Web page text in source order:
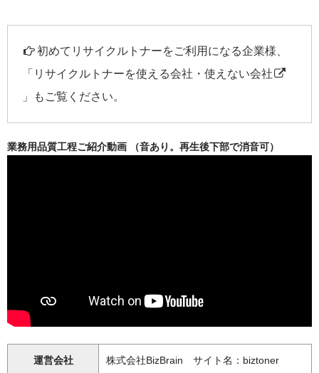
初めてリサイクルトナーをご利用になる企業様、
「 リサイクルトナーを使える会社・使えない会社
」もご覧ください。
業務用品質工程ご紹介動画 （音あり。再生後下部で消音可）
運営会社 株式会社BizBrain サイト名：biztoner